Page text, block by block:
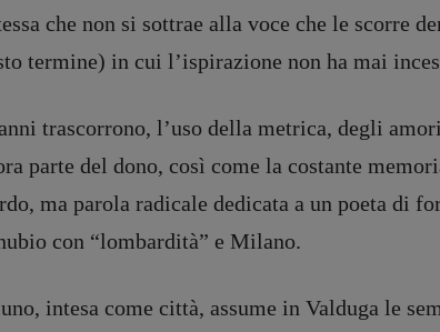
DIRETTRICE RESPONSABILE
Antonella Marrone
Walter Catalano,Giuseppe
che non si sottrae alla voce che le scorre
termine) in cui l’ispirazione non ha mai
trascorrono, l’uso della metrica, degli
parte del dono, così come la costante
ma parola radicale dedicata a un poeta di
con “lombardità” e Milano.
intesa come città, assume in Valduga le